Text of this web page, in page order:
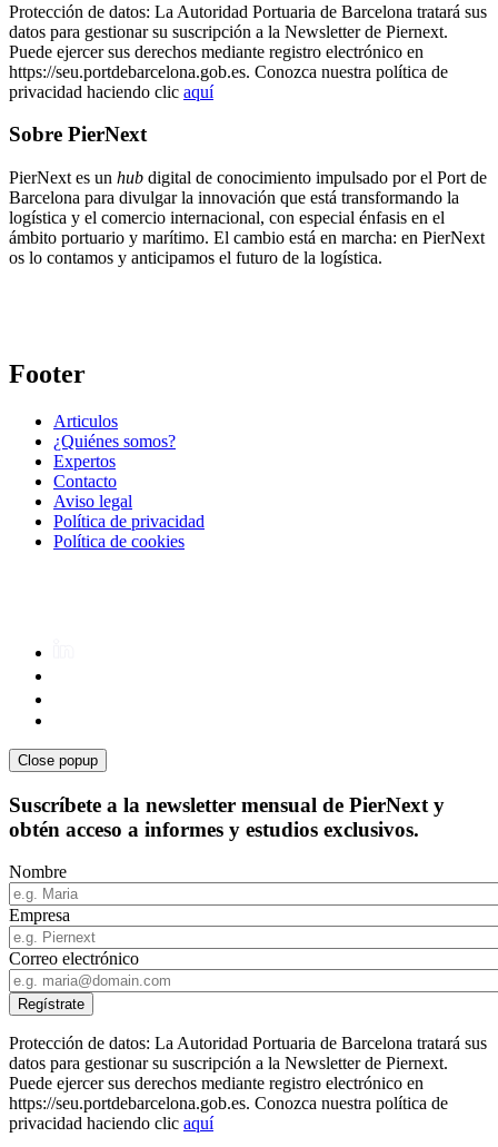
Protección de datos: La Autoridad Portuaria de Barcelona tratará sus
datos para gestionar su suscripción a la Newsletter de Piernext.
Puede ejercer sus derechos mediante registro electrónico en
https://seu.portdebarcelona.gob.es. Conozca nuestra política de
privacidad haciendo clic aquí
Sobre PierNext
PierNext es un hub digital de conocimiento impulsado por el Port de
Barcelona para divulgar la innovación que está transformando la
logística y el comercio internacional, con especial énfasis en el
ámbito portuario y marítimo. El cambio está en marcha: en PierNext
os lo contamos y anticipamos el futuro de la logística.
Footer
Articulos
¿Quiénes somos?
Expertos
Contacto
Aviso legal
Política de privacidad
Política de cookies
Close popup
Suscríbete a la newsletter mensual de PierNext y
obtén acceso a informes y estudios exclusivos.
Nombre
Empresa
Correo electrónico
Protección de datos: La Autoridad Portuaria de Barcelona tratará sus
datos para gestionar su suscripción a la Newsletter de Piernext.
Puede ejercer sus derechos mediante registro electrónico en
https://seu.portdebarcelona.gob.es. Conozca nuestra política de
privacidad haciendo clic aquí